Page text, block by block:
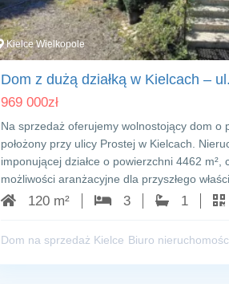
Kielce Wielkopole
Dom z dużą działką w Kielcach –
969 000zł
Na sprzedaż oferujemy wolnostojący dom o
położony przy ulicy Prostej w Kielcach.
imponującej działce o powierzchni 4462 m²,
możliwości aranżacyjne dla przyszłego
120 m² 3 1
Dom na sprzedaż Kielce Biuro